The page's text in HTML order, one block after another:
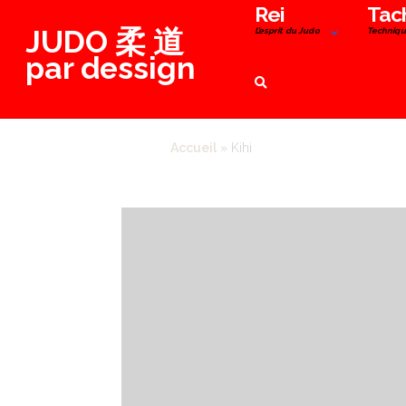
contenuJUDO 柔 道
par dessign
Rei
L’esprit du Judo
Accueil » Kihi